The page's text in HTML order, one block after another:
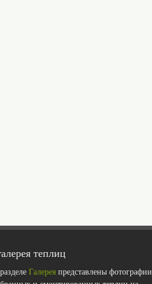
теплиц
Галерея представлены фотографии